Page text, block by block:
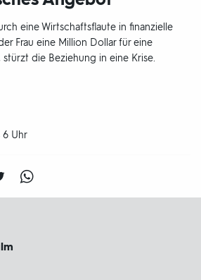
eine Wirtschaftsflaute in finanzielle
Frau eine Million Dollar für eine
die Beziehung in eine Krise.
6 Uhr